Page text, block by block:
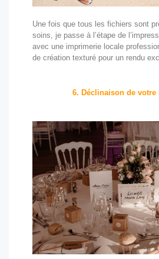
Une fois que tous les fichiers sont
soins, je passe à l’étape de
avec une imprimerie locale
de création texturé pour un rendu
6. Déclinaison de votre